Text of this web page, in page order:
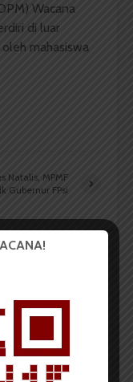
Wacana
di luar
mahasiswa
Natalis, MPMF
Gubernur FPsi
Juara I
2026